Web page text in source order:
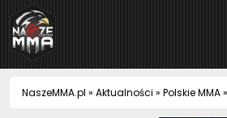
NaszeMMA
NaszeMMA.pl » Aktualności » Polskie MMA»